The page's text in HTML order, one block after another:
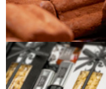
Das
Pasticceria